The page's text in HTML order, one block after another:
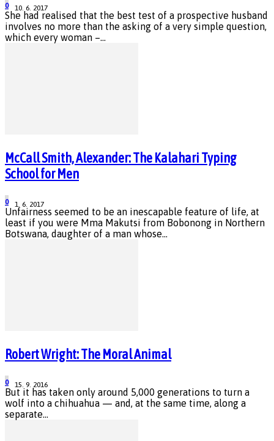
10. 6. 2017
0
She had realised that the best test of a prospective husband
involves no more than the asking of a very simple question,
which every woman –...
McCall Smith, Alexander: The Kalahari Typing
School for Men
1. 6. 2017
0
Unfairness seemed to be an inescapable feature of life, at
least if you were Mma Makutsi from Bobonong in Northern
Botswana, daughter of a man whose...
Robert Wright: The Moral Animal
15. 9. 2016
0
But it has taken only around 5,000 generations to turn a
wolf into a chihuahua — and, at the same time, along a
separate...